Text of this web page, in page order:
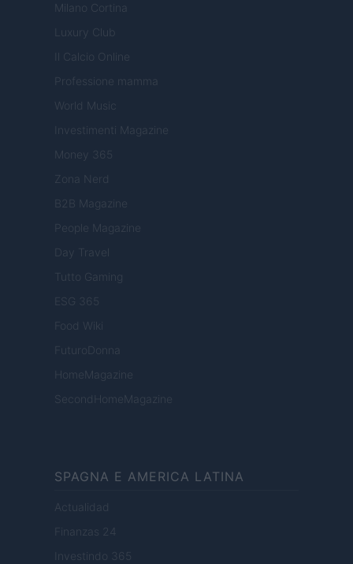
Milano Cortina
Luxury Club
Il Calcio Online
Professione mamma
World Music
Investimenti Magazine
Money 365
Zona Nerd
B2B Magazine
People Magazine
Day Travel
Tutto Gaming
ESG 365
Food Wiki
FuturoDonna
HomeMagazine
SecondHomeMagazine
SPAGNA E AMERICA LATINA
Actualidad
Finanzas 24
Investindo 365